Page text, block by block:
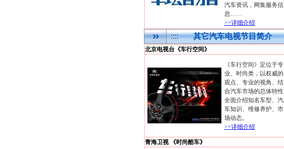
汽车资讯，网集服务信
息……
>>详细介绍
其它汽车电视节目简介
北京电视台《车行空间》
《车行空间》定位于专
业、时尚类，以权威的
观点、专业的视角、结
合汽车市场的总体特性
全面介绍知名车型、汽
车知识、维修养护、市
场动态。
>>详细介绍
青海卫视 《时尚酷车》